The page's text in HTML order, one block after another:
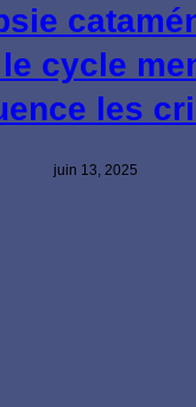
cycle
les
juin 13, 2025